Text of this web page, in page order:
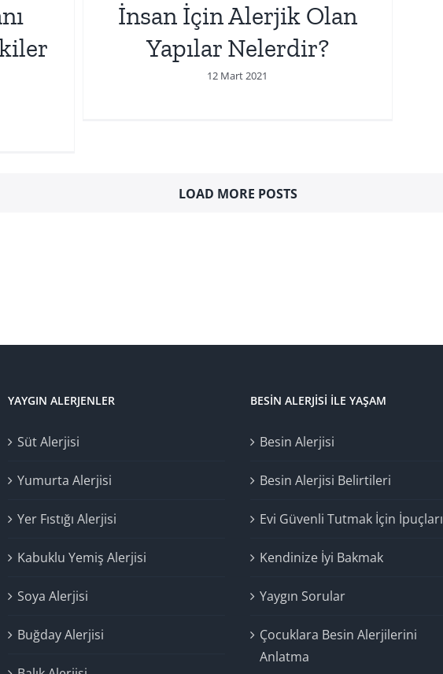
İnsan İçin Alerjik Olan
Yapılar Nelerdir?
12 Mart 2021
LOAD MORE POSTS
YAYGIN ALERJENLER
Süt Alerjisi
Yumurta Alerjisi
Yer Fıstığı Alerjisi
Kabuklu Yemiş Alerjisi
Soya Alerjisi
Buğday Alerjisi
BESIN ALERJISI İLE YAŞAM
Besin Alerjisi
Besin Alerjisi Belirtileri
Evi Güvenli Tutmak İçin İpuçları
Kendinize İyi Bakmak
Yaygın Sorular
Çocuklara Besin Alerjilerini
Anlatma